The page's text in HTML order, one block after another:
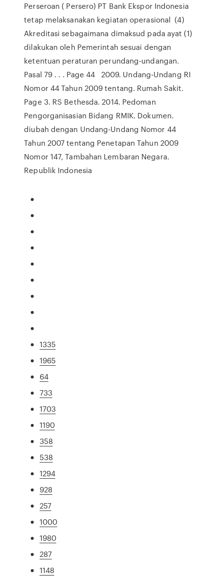
Perseroan ( Persero) PT Bank Ekspor Indonesia
tetap melaksanakan kegiatan operasional (4)
Akreditasi sebagaimana dimaksud pada ayat (1)
dilakukan oleh Pemerintah sesuai dengan
ketentuan peraturan perundang-undangan.
Pasal 79 . . . Page 44 2009. Undang-Undang RI
Nomor 44 Tahun 2009 tentang. Rumah Sakit.
Page 3. RS Bethesda. 2014. Pedoman
Pengorganisasian Bidang RMIK. Dokumen.
diubah dengan Undang-Undang Nomor 44
Tahun 2007 tentang Penetapan Tahun 2009
Nomor 147, Tambahan Lembaran Negara.
Republik Indonesia
1335
1965
64
733
1703
1190
358
538
1294
928
257
1000
1980
287
1148